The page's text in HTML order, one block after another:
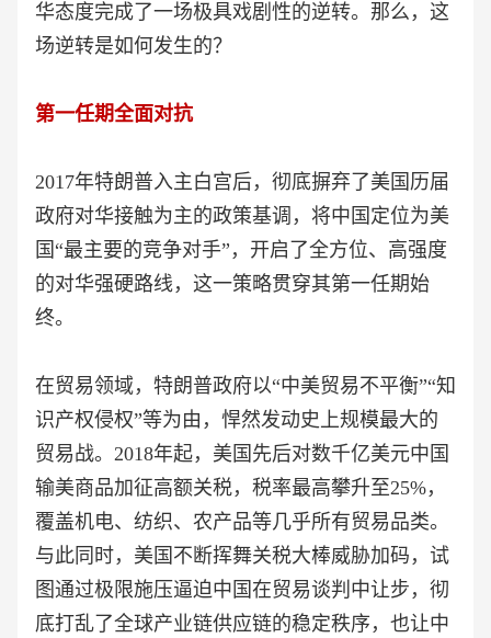
华态度完成了一场极具戏剧性的逆转。那么，这
场逆转是如何发生的？
第一任期全面对抗
2017年特朗普入主白宫后，彻底摒弃了美国历届
政府对华接触为主的政策基调，将中国定位为美
国“最主要的竞争对手”，开启了全方位、高强度
的对华强硬路线，这一策略贯穿其第一任期始
终。
在贸易领域，特朗普政府以“中美贸易不平衡”“知
识产权侵权”等为由，悍然发动史上规模最大的
贸易战。2018年起，美国先后对数千亿美元中国
输美商品加征高额关税，税率最高攀升至25%，
覆盖机电、纺织、农产品等几乎所有贸易品类。
与此同时，美国不断挥舞关税大棒威胁加码，试
图通过极限施压逼迫中国在贸易谈判中让步，彻
底打乱了全球产业链供应链的稳定秩序，也让中